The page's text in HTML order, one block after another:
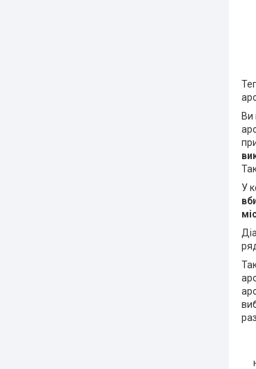
Ви
У